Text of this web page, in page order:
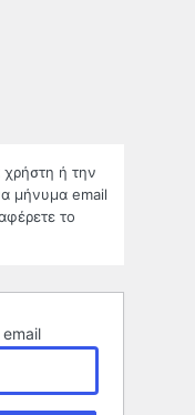
ή την
μήνυμα email
το